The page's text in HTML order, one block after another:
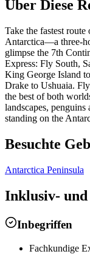
Über Diese
Take the fastest
Antarctica—a three-
glimpse the 7th
Express: Fly South,
King George Island
Drake to Ushuaia.
the best of both
landscapes,
standing on the
Besuchte
Antarctica Peninsula
Inklusiv-
Inbegriffen
Fachkundige